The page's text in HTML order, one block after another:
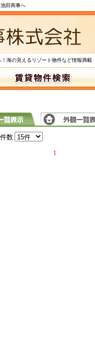
田商事へ
海の見えるリゾート物件など情報満載
数
1